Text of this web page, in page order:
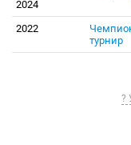
2024
2022
турнир
?